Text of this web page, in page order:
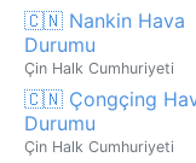
🇨🇳 Nankin Hava
Durumu
Çin Halk Cumhuriyeti
🇨🇳 Çongçing
Durumu
Çin Halk Cumhuriyeti